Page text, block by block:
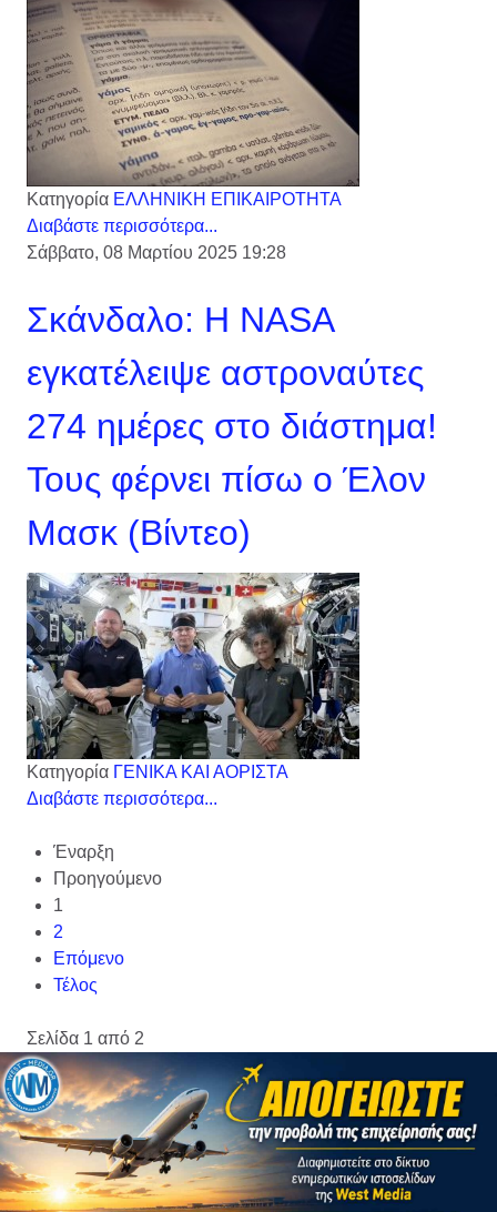
Κατηγορία ΕΛΛΗΝΙΚΗ ΕΠΙΚΑΙΡΟΤΗΤΑ
Διαβάστε περισσότερα...
Σάββατο, 08 Μαρτίου 2025 19:28
Σκάνδαλο: Η NASA
εγκατέλειψε αστροναύτες
274 ημέρες στο διάστημα!
Τους φέρνει πίσω ο Έλον
Μασκ (Βίντεο)
Κατηγορία ΓΕΝΙΚΑ ΚΑΙ ΑΟΡΙΣΤΑ
Διαβάστε περισσότερα...
Έναρξη
Προηγούμενο
1
2
Επόμενο
Τέλος
Σελίδα 1 από 2